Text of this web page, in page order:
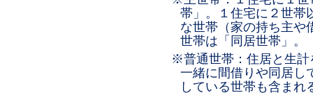
帯」。１住宅に２世帯
な世帯（家の持ち主や
世帯は「同居世帯」。
※普通世帯：住居と生計
一緒に間借りや同居し
している世帯も含まれ